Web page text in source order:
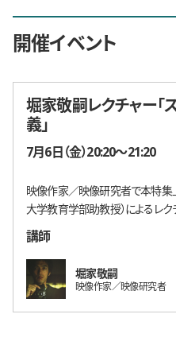
開催イベント
堀家敬嗣レクチャー「
義」
開催日時
7月6日（金）20:20〜21:20
映像作家／映像研究者で本特集
大学教育学部助教授）によるレク
講師
堀家敬嗣
映像作家／映像研究者